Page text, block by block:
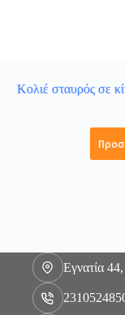
Κολιέ σταυρός σε
Εγνατία